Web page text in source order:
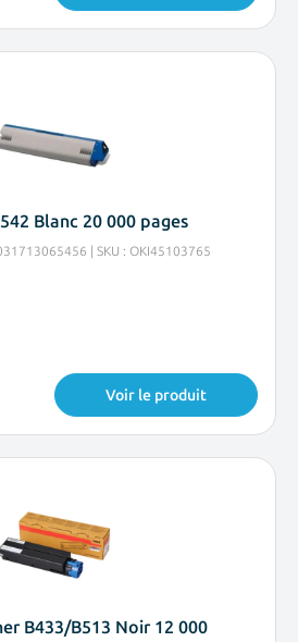
Blanc 20 000 pages
| SKU : OKI45103765
Voir le produit
B433/B513 Noir 12 000